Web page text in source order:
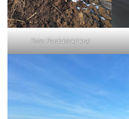
Foto: Pardubický kraj